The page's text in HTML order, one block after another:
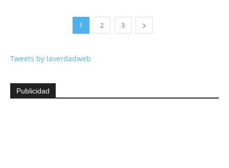
1 2 3
Tweets by laverdadweb
Publicidad